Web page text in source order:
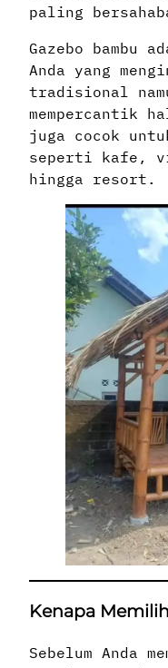
paling
Gazebo bambu
Anda yang
tradisional
mempercantik
juga cocok
seperti kafe,
hingga resort.
Kenapa
Sebelum Anda